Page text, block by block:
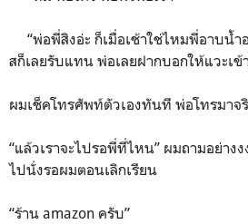
“พ่อพี่สิงอ่ะ ก็เมื่อเช้าใช่ไหมพี่อาบน้ำ
สก็เลยรับแทน พ่อเลยฝากบอกให้แวะเข้
ผมเช็คโทรศัพท์ตัวเองทันที พ่อโทรมาจ
“แล้วเราจะไปรอพี่ที่ไหน” ผมถามอย่างง
ไปนั่งรอผมตอนเลิกเรียน
“ร้าน amazon ครับ”